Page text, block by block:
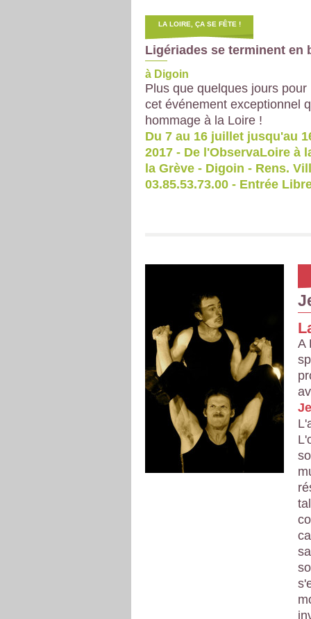
LA LOIRE, ÇA SE FÊTE !
Ligériades se terminent en
à Digoin
Plus que quelques jours pour
cet événement exceptionnel
hommage à la Loire !
Du 7 au 16 juillet jusqu'au
2017 - De l'ObservaLoire à
la Grève - Digoin - Rens.
03.85.53.73.00 - Entrée
A